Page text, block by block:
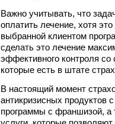
Важно учитывать, что
оплатить лечение, хотя
выбранной клиентом
сделать это лечение
эффективного контроля
которые есть в штате
В настоящий момент
антикризисных продуктов
программы с франшизой, а